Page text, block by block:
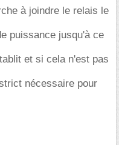
à joindre le relais le
puissance jusqu'à ce
et si cela n'est pas
nécessaire pour